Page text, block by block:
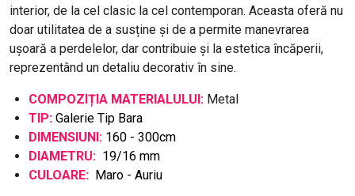
interior, de la cel clasic la cel contemporan. Aceasta oferă nu
doar utilitatea de a susține și de a permite manevrarea
ușoară a perdelelor, dar contribuie și la estetica încăperii,
reprezentând un detaliu decorativ în sine.
COMPOZIȚIA MATERIALULUI: Metal
TIP: Galerie Tip Bara
DIMENSIUNI: 160 - 300cm
DIAMETRU: 19/16 mm
CULOARE: Maro - Auriu